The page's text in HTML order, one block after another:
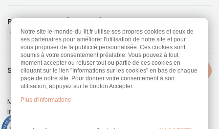
PAIEMENTS SÉCURISÉS
SUIVEZ-NOUS
Mentions légales-
Information sur les Cookies
RéalisationDream me up
Notre site le-monde-du-lit.fr utilise ses propres cookies et ceux de
ses partenaires pour améliorer l'utilisation de notre site et pour
vous proposer de la publicité personnalisée. Ces cookies sont
soumis à votre consentement préalable. Vous pouvez à tout
moment accepter ou refuser tout ou partie de ces cookies en
cliquant sur le lien "Informations sur les cookies" en bas de chaque
page de notre site. Pour donner votre consentement à son
utilisation, appuyez sur le bouton Accepter.
Plus d'informations